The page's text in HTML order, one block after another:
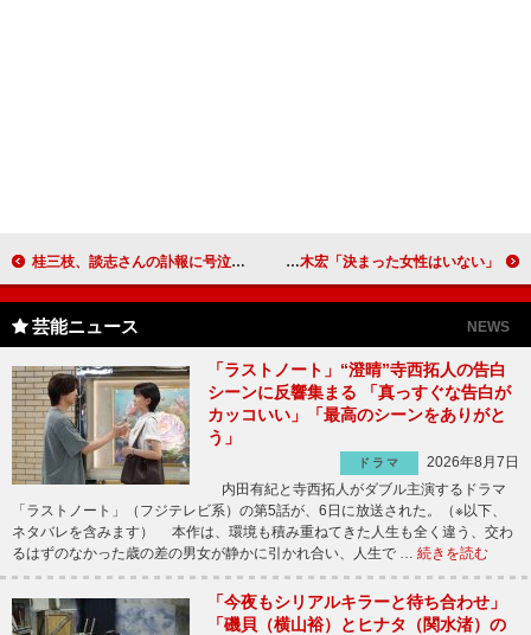
桂三枝、談志さんの訃報に号泣 弟子の志の輔、最後まで格好良かった 玉木宏がカメラマンとして初写真展開催 玉木宏「決まった女性はいない」
芸能ニュース NEWS
「ラストノート」“澄晴”寺西拓人の告白
シーンに反響集まる 「真っすぐな告白が
カッコいい」「最高のシーンをありがと
う」
ドラマ
2026年8月7日
内田有紀と寺西拓人がダブル主演するドラマ
「ラストノート」（フジテレビ系）の第5話が、6日に放送された。（※以下、
ネタバレを含みます） 本作は、環境も積み重ねてきた人生も全く違う、交わ
るはずのなかった歳の差の男女が静かに引かれ合い、人生で … 続きを読む
「今夜もシリアルキラーと待ち合わせ」
「磯貝（横山裕）とヒナタ（関水渚）の